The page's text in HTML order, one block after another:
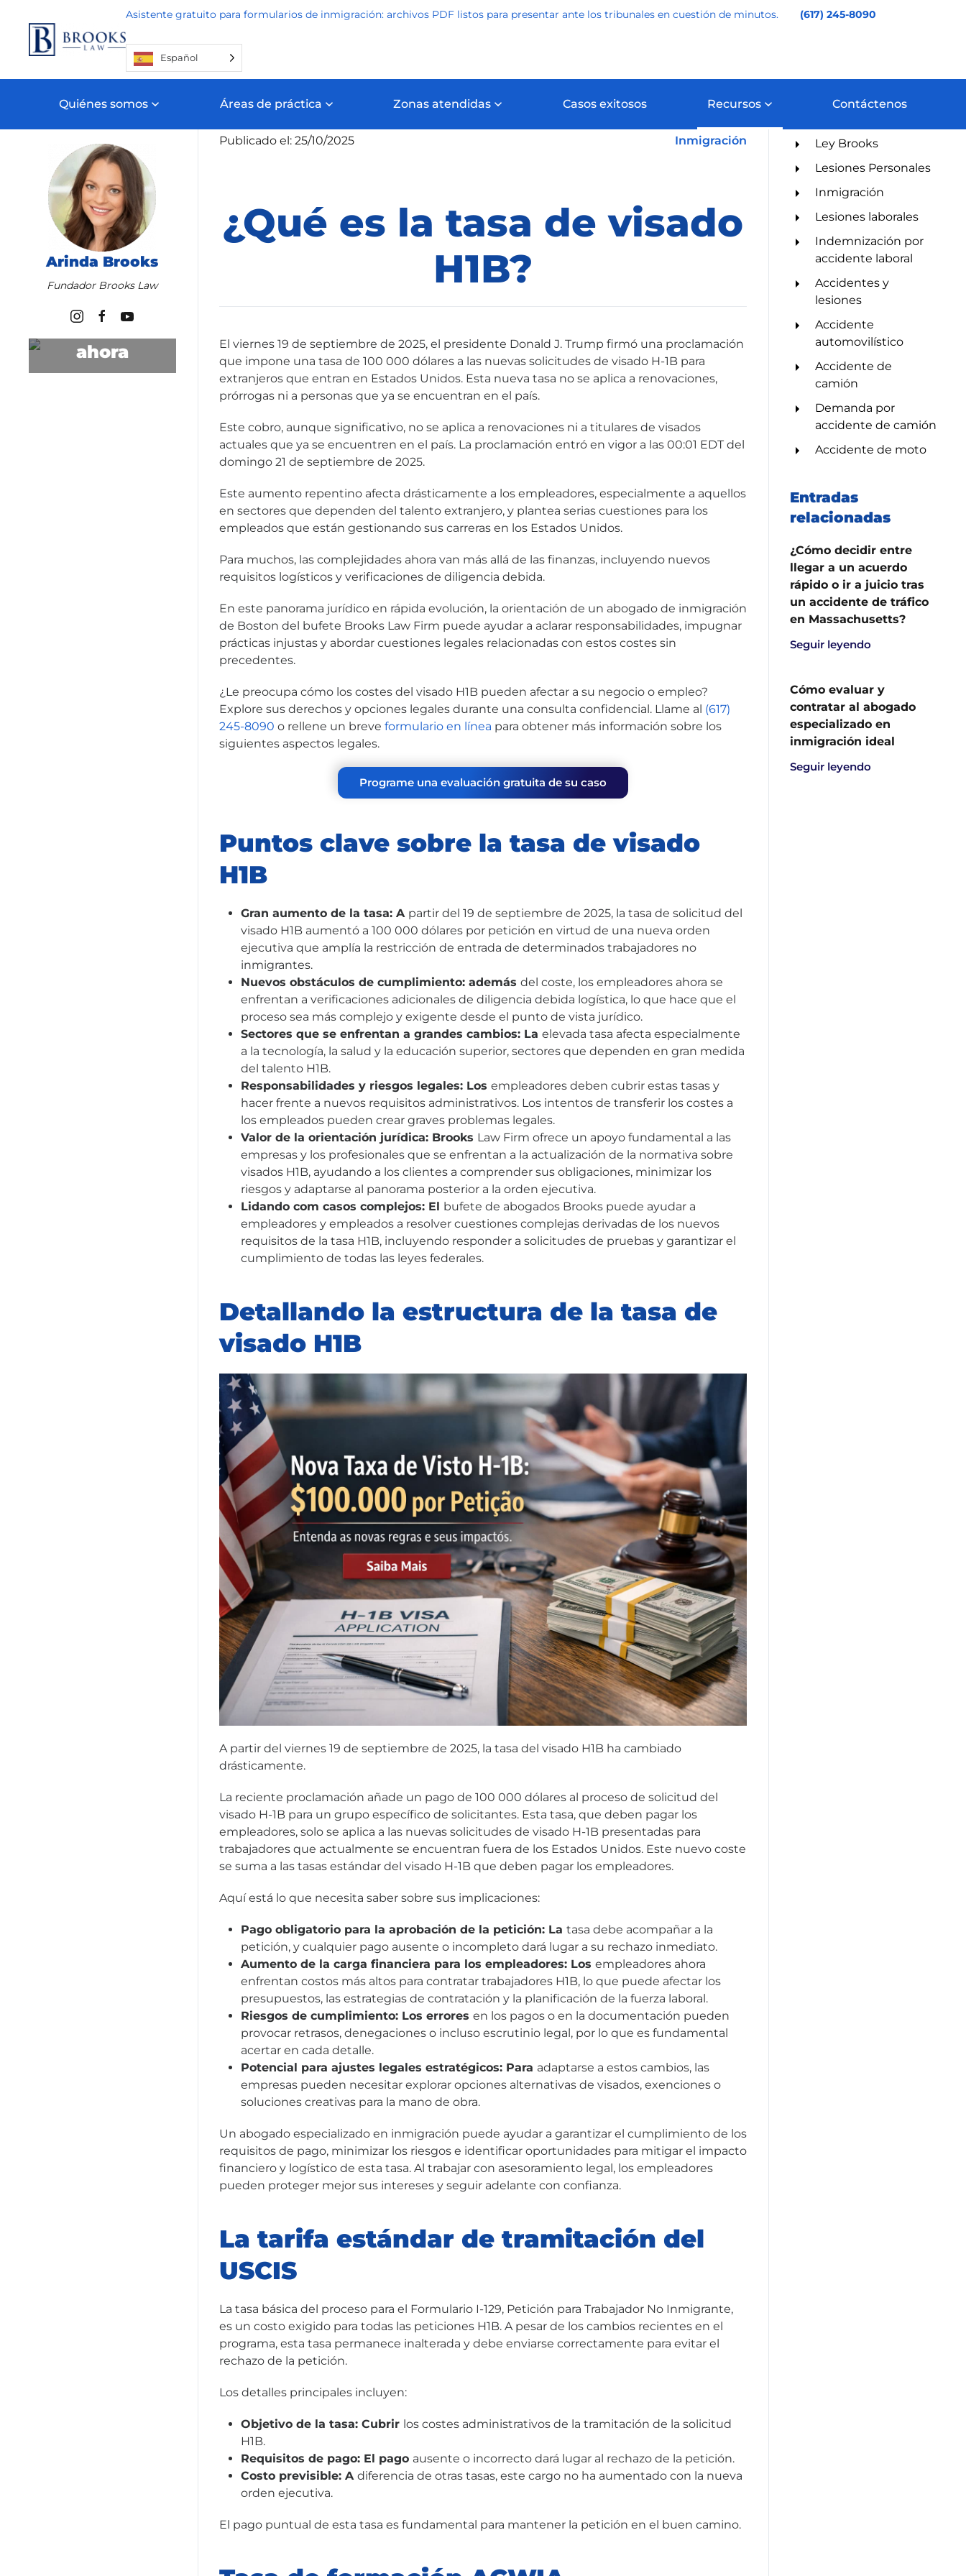
Ir al contenido principal
Asistente gratuito para formularios de inmigración: archivos PDF listos para presentar ante los tribunales en cuestión de minutos. (617) 245-8090
Español
Quiénes somos Áreas de práctica Zonas atendidas Casos exitosos Recursos Contáctenos
Arinda Brooks
Fundador Brooks Law
Obtenga
ayuda
jurídica
ahora
Inicio Blog Inmigración ¿Qué es la tasa de visado H1B?
Publicado el: 25/10/2025 Inmigración
¿Qué es la tasa de visado
H1B?
El viernes 19 de septiembre de 2025, el presidente Donald J. Trump firmó una proclamación
que impone una tasa de 100 000 dólares a las nuevas solicitudes de visado H-1B para
extranjeros que entran en Estados Unidos. Esta nueva tasa no se aplica a renovaciones,
prórrogas ni a personas que ya se encuentran en el país.
Este cobro, aunque significativo, no se aplica a renovaciones ni a titulares de visados
actuales que ya se encuentren en el país. La proclamación entró en vigor a las 00:01 EDT del
domingo 21 de septiembre de 2025.
Este aumento repentino afecta drásticamente a los empleadores, especialmente a aquellos
en sectores que dependen del talento extranjero, y plantea serias cuestiones para los
empleados que están gestionando sus carreras en los Estados Unidos.
Para muchos, las complejidades ahora van más allá de las finanzas, incluyendo nuevos
requisitos logísticos y verificaciones de diligencia debida.
En este panorama jurídico en rápida evolución, la orientación de un abogado de inmigración
de Boston del bufete Brooks Law Firm puede ayudar a aclarar responsabilidades, impugnar
prácticas injustas y abordar cuestiones legales relacionadas con estos costes sin
precedentes.
¿Le preocupa cómo los costes del visado H1B pueden afectar a su negocio o empleo?
Explore sus derechos y opciones legales durante una consulta confidencial. Llame al (617)
245-8090 o rellene un breve formulario en línea para obtener más información sobre los
siguientes aspectos legales.
Programe una evaluación gratuita de su caso
Puntos clave sobre la tasa de visado
H1B
Gran aumento de la tasa: A partir del 19 de septiembre de 2025, la tasa de solicitud del
visado H1B aumentó a 100 000 dólares por petición en virtud de una nueva orden
ejecutiva que amplía la restricción de entrada de determinados trabajadores no
inmigrantes.
Nuevos obstáculos de cumplimiento: además del coste, los empleadores ahora se
enfrentan a verificaciones adicionales de diligencia debida logística, lo que hace que el
proceso sea más complejo y exigente desde el punto de vista jurídico.
Sectores que se enfrentan a grandes cambios: La elevada tasa afecta especialmente
a la tecnología, la salud y la educación superior, sectores que dependen en gran medida
del talento H1B.
Responsabilidades y riesgos legales: Los empleadores deben cubrir estas tasas y
hacer frente a nuevos requisitos administrativos. Los intentos de transferir los costes a
los empleados pueden crear graves problemas legales.
Valor de la orientación jurídica: Brooks Law Firm ofrece un apoyo fundamental a las
empresas y los profesionales que se enfrentan a la actualización de la normativa sobre
visados H1B, ayudando a los clientes a comprender sus obligaciones, minimizar los
riesgos y adaptarse al panorama posterior a la orden ejecutiva.
Lidando com casos complejos: El bufete de abogados Brooks puede ayudar a
empleadores y empleados a resolver cuestiones complejas derivadas de los nuevos
requisitos de la tasa H1B, incluyendo responder a solicitudes de pruebas y garantizar el
cumplimiento de todas las leyes federales.
Detallando la estructura de la tasa de
visado H1B
A partir del viernes 19 de septiembre de 2025, la tasa del visado H1B ha cambiado
drásticamente.
La reciente proclamación añade un pago de 100 000 dólares al proceso de solicitud del
visado H-1B para un grupo específico de solicitantes. Esta tasa, que deben pagar los
empleadores, solo se aplica a las nuevas solicitudes de visado H-1B presentadas para
trabajadores que actualmente se encuentran fuera de los Estados Unidos. Este nuevo coste
se suma a las tasas estándar del visado H-1B que deben pagar los empleadores.
Aquí está lo que necesita saber sobre sus implicaciones:
Pago obligatorio para la aprobación de la petición: La tasa debe acompañar a la
petición, y cualquier pago ausente o incompleto dará lugar a su rechazo inmediato.
Aumento de la carga financiera para los empleadores: Los empleadores ahora
enfrentan costos más altos para contratar trabajadores H1B, lo que puede afectar los
presupuestos, las estrategias de contratación y la planificación de la fuerza laboral.
Riesgos de cumplimiento: Los errores en los pagos o en la documentación pueden
provocar retrasos, denegaciones o incluso escrutinio legal, por lo que es fundamental
acertar en cada detalle.
Potencial para ajustes legales estratégicos: Para adaptarse a estos cambios, las
empresas pueden necesitar explorar opciones alternativas de visados, exenciones o
soluciones creativas para la mano de obra.
Un abogado especializado en inmigración puede ayudar a garantizar el cumplimiento de los
requisitos de pago, minimizar los riesgos e identificar oportunidades para mitigar el impacto
financiero y logístico de esta tasa. Al trabajar con asesoramiento legal, los empleadores
pueden proteger mejor sus intereses y seguir adelante con confianza.
La tarifa estándar de tramitación del
USCIS
La tasa básica del proceso para el Formulario I-129, Petición para Trabajador No Inmigrante,
es un costo exigido para todas las peticiones H1B. A pesar de los cambios recientes en el
programa, esta tasa permanece inalterada y debe enviarse correctamente para evitar el
rechazo de la petición.
Los detalles principales incluyen:
Objetivo de la tasa: Cubrir los costes administrativos de la tramitación de la solicitud
H1B.
Requisitos de pago: El pago ausente o incorrecto dará lugar al rechazo de la petición.
Costo previsible: A diferencia de otras tasas, este cargo no ha aumentado con la nueva
orden ejecutiva.
El pago puntual de esta tasa es fundamental para mantener la petición en el buen camino.
Categorías
Ley Brooks
Lesiones Personales
Inmigración
Lesiones laborales
Indemnización por
accidente laboral
Accidentes y
lesiones
Accidente
automovilístico
Accidente de
camión
Demanda por
accidente de camión
Accidente de moto
Entradas
relacionadas
¿Cómo decidir entre
llegar a un acuerdo
rápido o ir a juicio tras
un accidente de tráfico
en Massachusetts?
Seguir leyendo
Cómo evaluar y
contratar al abogado
especializado en
inmigración ideal
Seguir leyendo